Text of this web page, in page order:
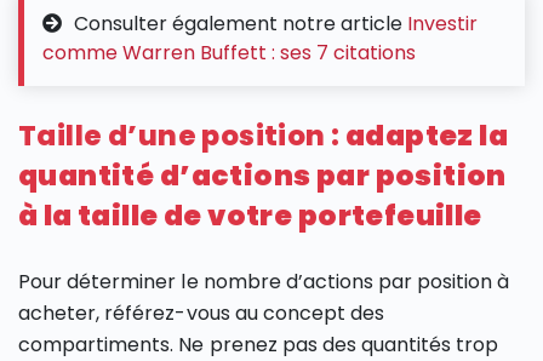
Consulter également notre article Investir
comme Warren Buffett : ses 7 citations
Taille d’une position : adaptez la
quantité d’actions par position
à la taille de votre portefeuille
Pour déterminer le nombre d’actions par position à
acheter, référez-vous au concept des
compartiments. Ne prenez pas des quantités trop